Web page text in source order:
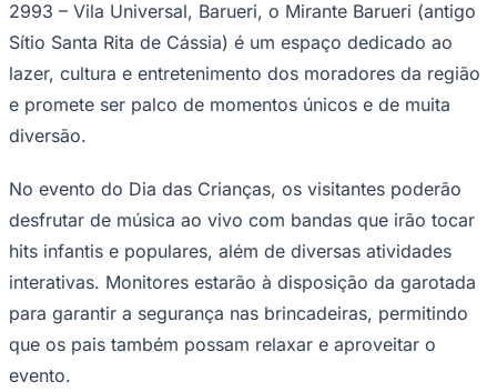
Programação será repleta de diversão e
entretenimento para pessoas de todas as idades (foto:
Divulgação)
O Mirante Barueri, novo espaço idealizado pelaEPH
Incorporadorapara eventos públicos e gratuitos,
receberá no próximo dia 12 de outubro a garotada, seus
pais e familiares para a festa "Mirante da Alegria", uma
celebração especial em comemoração ao Dia das
Crianças. O evento, que tem entrada franca, terá uma
programação repleta de diversão e entretenimento para